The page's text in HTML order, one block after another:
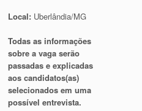
Local: Uberlândia/MG
Todas as informações
sobre a vaga serão
passadas e explicadas
aos candidatos(as)
selecionados em uma
possível entrevista.